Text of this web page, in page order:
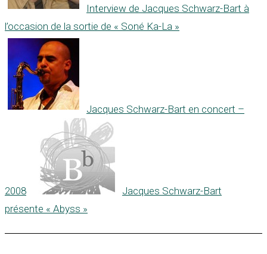
Interview de Jacques Schwarz-Bart à
l’occasion de la sortie de « Soné Ka-La »
Jacques Schwarz-Bart en concert –
2008
Jacques Schwarz-Bart
présente « Abyss »